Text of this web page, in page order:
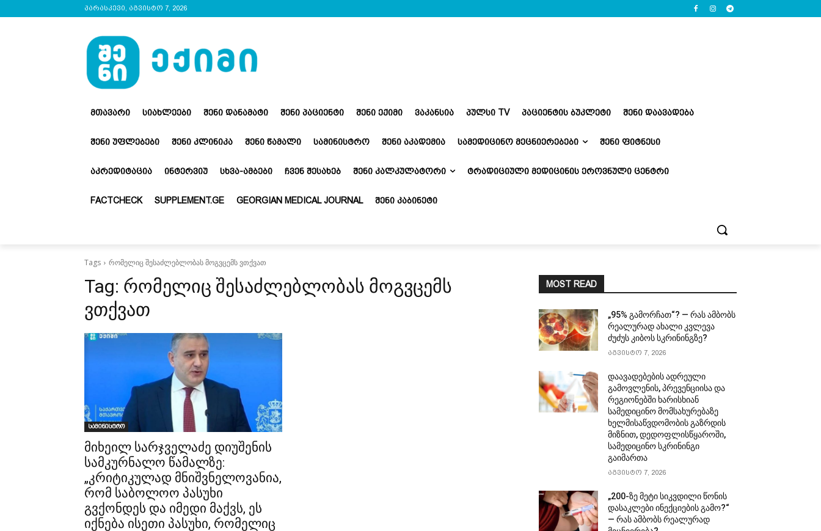
პარასკევი, აგვისტო 7, 2026
ᲛᲗᲐᲕᲐᲠᲘ ᲡᲘᲐᲮᲚᲔᲔᲑᲘ ᲨᲔᲜᲘ ᲓᲐᲜᲐᲛᲐᲢᲘ ᲨᲔᲜᲘ ᲞᲐᲪᲘᲔᲜᲢᲘ ᲨᲔᲜᲘ ᲔᲥᲘᲛᲘ ᲕᲐᲙᲐᲜᲡᲘᲐ ᲞᲣᲚᲡᲘ TV ᲞᲐᲪᲘᲔᲜᲢᲘᲡ ᲑᲣᲙᲚᲔᲢᲘ ᲨᲔᲜᲘ ᲓᲐᲐᲕᲐᲓᲔᲑᲐ
ᲨᲔᲜᲘ ᲣᲤᲚᲔᲑᲔᲑᲘ ᲨᲔᲜᲘ ᲙᲚᲘᲜᲘᲙᲐ ᲨᲔᲜᲘ ᲬᲐᲛᲐᲚᲘ ᲡᲐᲛᲘᲜᲘᲡᲢᲠᲝ ᲨᲔᲜᲘ ᲐᲙᲐᲓᲔᲛᲘᲐ ᲡᲐᲛᲔᲓᲘᲪᲘᲜᲝ ᲛᲔᲪᲜᲘᲔᲠᲔᲑᲔᲑᲘ ᲨᲔᲜᲘ ᲤᲘᲢᲜᲔᲡᲘ
ᲐᲙᲠᲔᲓᲘᲢᲐᲪᲘᲐ ᲘᲜᲢᲔᲠᲕᲘᲣ ᲡᲮᲕᲐ-ᲐᲛᲑᲔᲑᲘ ᲩᲕᲔᲜ ᲨᲔᲡᲐᲮᲔᲑ ᲨᲔᲜᲘ ᲙᲐᲚᲙᲣᲚᲐᲢᲝᲠᲘ ᲢᲠᲐᲓᲘᲪᲘᲣᲚᲘ ᲛᲔᲓᲘᲪᲘᲜᲘᲡ ᲔᲠᲝᲕᲜᲣᲚᲘ ᲪᲔᲜᲢᲠᲘ
FACTCHECK SUPPLEMENT.GE GEORGIAN MEDICAL JOURNAL ᲨᲔᲜᲘ ᲙᲐᲑᲘᲜᲔᲢᲘ
Tags რომელიც შესაძლებლობას მოგვცემს ვთქვათ
Tag: რომელიც შესაძლებლობას მოგვცემს
ვთქვათ
სამინისტრო
მიხეილ სარჯველაძე დიუშენის
სამკურნალო წამალზე:
„კრიტიკულად მნიშვნელოვანია,
რომ საბოლოო პასუხი
გვქონდეს და იმედი მაქვს, ეს
იქნება ისეთი პასუხი, რომელიც
MOST READ
„95% გამორჩათ“? — რას ამბობს
რეალურად ახალი კვლევა
ძუძუს კიბოს სკრინინგზე?
აგვისტო 7, 2026
დაავადებების ადრეული
გამოვლენის, პრევენციისა და
რეგიონებში ხარისხიან
სამედიცინო მომსახურებაზე
ხელმისაწვდომობის გაზრდის
მიზნით, დედოფლისწყაროში,
სამედიცინო სკრინინგი
გაიმართა
აგვისტო 7, 2026
„200-ზე მეტი სიკვდილი წონის
დასაკლები ინექციების გამო?“
— რას ამბობს რეალურად